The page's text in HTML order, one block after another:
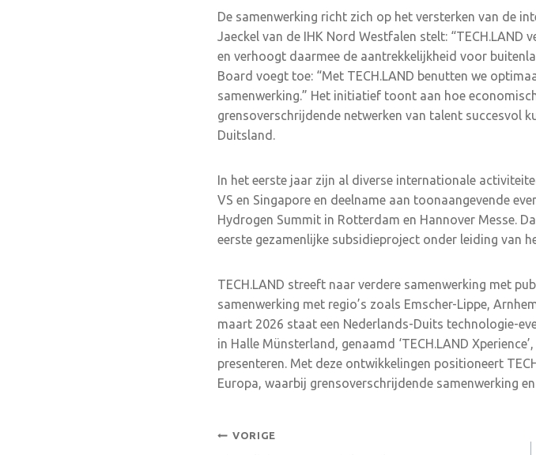
De samenwerking richt zich op het versterken van de
Jaeckel van de IHK Nord Westfalen stelt:
en verhoogt daarmee de aantrekkelijkheid voor
Board voegt toe: “Met TECH.LAND benutten we
samenwerking.” Het initiatief toont aan hoe
grensoverschrijdende netwerken van talent succesvol
Duitsland.
In het eerste jaar zijn al diverse internationale
VS en Singapore en deelname aan toonaangevende
Hydrogen Summit in Rotterdam en Hannover Messe.
eerste gezamenlijke subsidieproject onder leiding van
TECH.LAND streeft naar verdere samenwerking met
samenwerking met regio’s zoals Emscher-Lippe,
maart 2026 staat een Nederlands-Duits technologie-
in Halle Münsterland, genaamd ‘TECH.LAND
presenteren. Met deze ontwikkelingen positioneert
Europa, waarbij grensoverschrijdende samenwerking
Bericht
VORIGE